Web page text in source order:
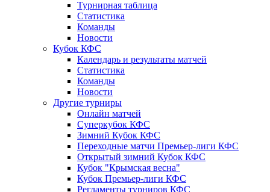
Турнирная таблица
Статистика
Команды
Новости
Кубок КФС
Календарь и результаты матчей
Статистика
Команды
Новости
Другие турниры
Онлайн матчей
Суперкубок КФС
Зимний Кубок КФС
Переходные матчи Премьер-лиги КФС
Открытый зимний Кубок КФС
Кубок "Крымская весна"
Кубок Премьер-лиги КФС
Регламенты турниров КФС